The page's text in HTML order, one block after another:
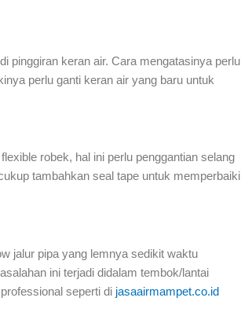
pinggiran keran air. Cara mengatasinya perlu
perlu ganti keran air yang baru untuk
robek, hal ini perlu penggantian selang
tambahkan seal tape untuk memperbaiki
jalur pipa yang lemnya sedikit waktu
ini terjadi didalam tembok/lantai
seperti di jasaairmampet.co.id